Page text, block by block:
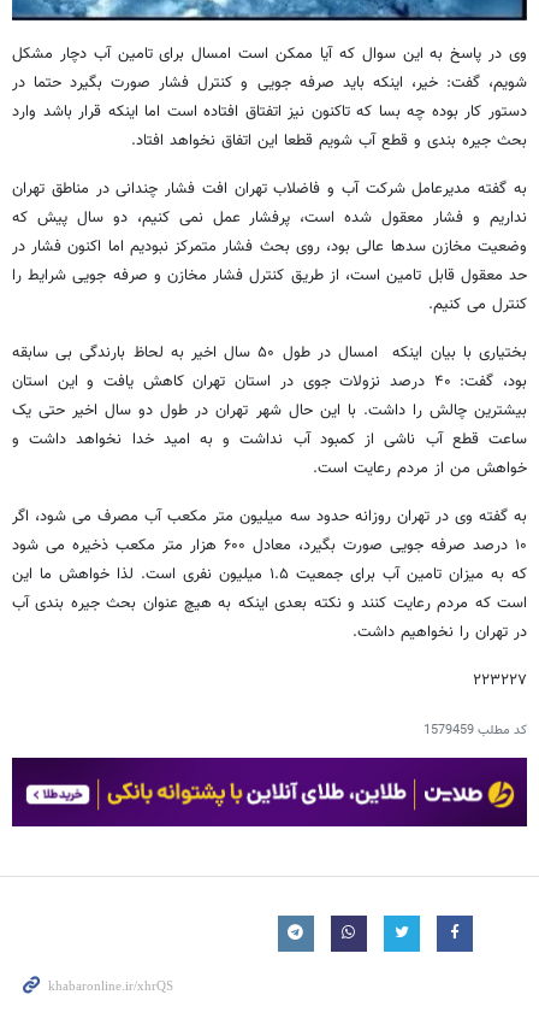
وی در پاسخ به این سوال که آیا ممکن است امسال برای تامین آب دچار مشکل
شویم، گفت: خیر، اینکه باید صرفه جویی و کنترل فشار صورت بگیرد حتما در
دستور کار بوده چه بسا که تاکنون نیز اتفتاق افتاده است اما اینکه قرار باشد وارد
بحث جیره بندی و قطع آب شویم قطعا این اتفاق نخواهد افتاد.
به گفته مدیرعامل شرکت آب و فاضلاب تهران افت فشار چندانی در مناطق تهران
نداریم و فشار معقول شده است، پرفشار عمل نمی کنیم، دو سال پیش که
وضعیت مخازن سدها عالی بود، روی بحث فشار متمرکز نبودیم اما اکنون فشار در
حد معقول قابل تامین است، از طریق کنترل فشار مخازن و صرفه جویی شرایط را
کنترل می کنیم.
بختیاری با بیان اینکه امسال در طول ۵۰ سال اخیر به لحاظ بارندگی بی سابقه
بود، گفت: ۴۰ درصد نزولات جوی در استان تهران کاهش یافت و این استان
بیشترین چالش را داشت. با این حال شهر تهران در طول دو سال اخیر حتی یک
ساعت قطع آب ناشی از کمبود آب نداشت و به امید خدا نخواهد داشت و
خواهش من از مردم رعایت است.
به گفته وی در تهران روزانه حدود سه میلیون متر مکعب آب مصرف می شود، اگر
۱۰ درصد صرفه جویی صورت بگیرد، معادل ۶۰۰ هزار متر مکعب ذخیره می شود
که به میزان تامین آب برای جمعیت ۱.۵ میلیون نفری است. لذا خواهش ما این
است که مردم رعایت کنند و نکته بعدی اینکه به هیچ عنوان بحث جیره بندی آب
در تهران را نخواهیم داشت.
۲۲۳۲۲۷
کد مطلب1579459